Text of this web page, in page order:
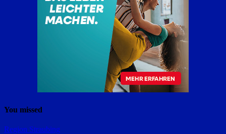
You missed
Region Straubing